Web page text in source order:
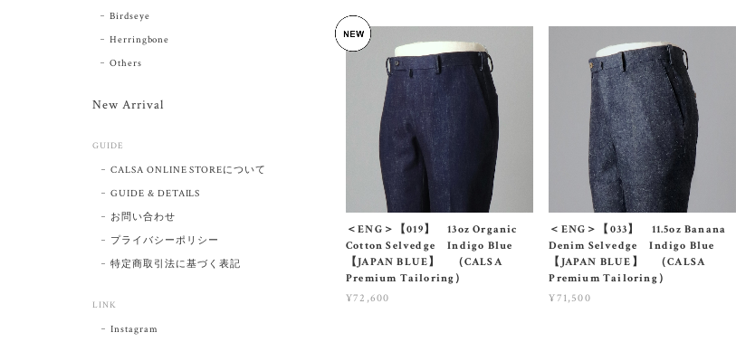
＜ENG＞【019】 13oz Organic
Cotton Selvedge Indigo Blue
【JAPAN BLUE】 （CALSA
Premium Tailoring）
¥72,600
＜ENG＞【033】 11.5oz Banana
Denim Selvedge Indigo Blue
【JAPAN BLUE】 （CALSA
Premium Tailoring）
¥71,500
Birdseye
Herringbone
Others
New Arrival
GUIDE
CALSA ONLINE STOREについて
GUIDE & DETAILS
お問い合わせ
プライバシーポリシー
特定商取引法に基づく表記
LINK
Instagram